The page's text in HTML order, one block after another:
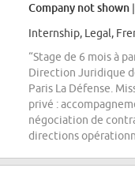
Company not shown
Internship, Legal,
“Stage de 6 mois à
Direction Juridique
Paris La Défense.
privé :
négociation de
directions